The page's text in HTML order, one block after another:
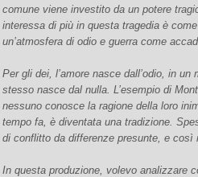
comune viene investito da un potere
interessa di più in questa tragedia è
un’atmosfera di odio e guerra come
Per gli dei, l’amore nasce dall’odio, in un
stesso nasce dal nulla. L’esempio di
nessuno conosce la ragione della loro
tempo fa, è diventata una tradizione.
di conflitto da differenze presunte, e così
In questa produzione, volevo analizzare